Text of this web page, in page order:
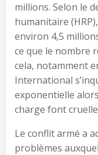
millions. Selon le
humanitaire
environ 4,5
ce que le nombre
cela, notamment
International
exponentielle
charge font
Le conflit armé a
problèmes